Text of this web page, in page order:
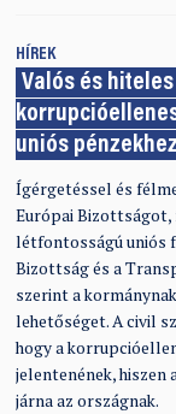
HÍREK
Valós és
uniós pénzekhez
Ígérgetéssel és
Európai Bizottságot,
létfontosságú uniós
Bizottság és a
szerint a
lehetőséget. A civil
hogy a
jelentenének, hiszen
járna az országnak.